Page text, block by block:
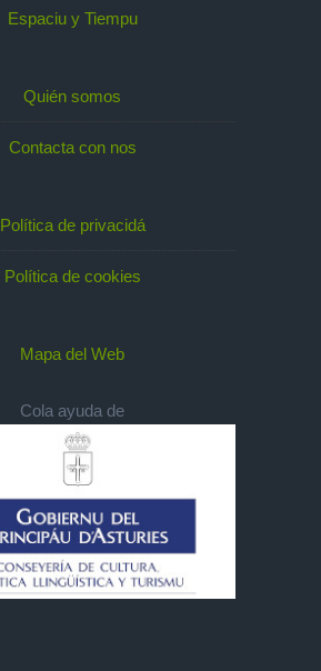
Espaciu y Tiempu
Quién somos
Contacta con nos
Política de privacidá
Política de cookies
Mapa del Web
Cola ayuda de